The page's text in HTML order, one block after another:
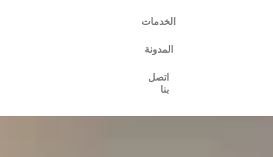
الخدمات
المدونة
اتصل
بنا